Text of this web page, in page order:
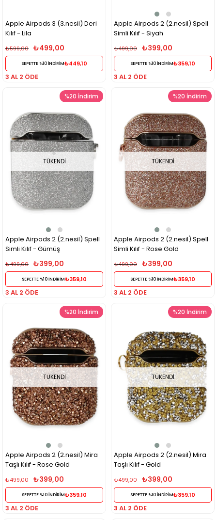
Apple Airpods 3 (3.nesil) Deri
Kılıf - Lila
₺499,00
₺599,00
SEPETTE %10 İNDİRİM₺449,10
3 AL 2 ÖDE
Apple Airpods 2 (2.nesil) Spell
Simli Kılıf - Siyah
₺399,00
₺499,00
SEPETTE %10 İNDİRİM₺359,10
3 AL 2 ÖDE
TÜKENDI
Apple Airpods 2 (2.nesil) Spell
Simli Kılıf - Gümüş
₺399,00
₺499,00
SEPETTE %10 İNDİRİM₺359,10
%20 İndirim
3 AL 2 ÖDE
TÜKENDI
Apple Airpods 2 (2.nesil) Spell
Simli Kılıf - Rose Gold
₺399,00
₺499,00
SEPETTE %10 İNDİRİM₺359,10
%20 İndirim
3 AL 2 ÖDE
TÜKENDI
Apple Airpods 2 (2.nesil) Mira
Taşlı Kılıf - Rose Gold
₺399,00
₺499,00
SEPETTE %10 İNDİRİM₺359,10
%20 İndirim
3 AL 2 ÖDE
TÜKENDI
Apple Airpods 2 (2.nesil) Mira
Taşlı Kılıf - Gold
₺399,00
₺499,00
SEPETTE %10 İNDİRİM₺359,10
%20 İndirim
3 AL 2 ÖDE